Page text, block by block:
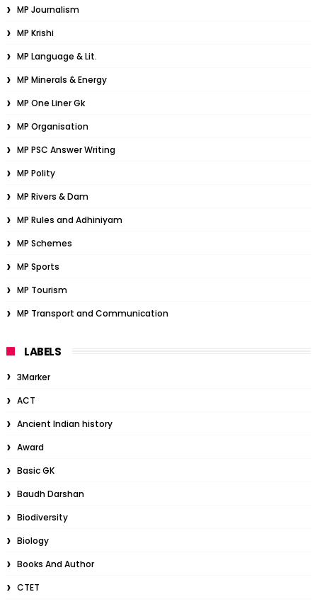
MP Journalism
MP Krishi
MP Language & Lit.
MP Minerals & Energy
MP One Liner Gk
MP Organisation
MP PSC Answer Writing
MP Polity
MP Rivers & Dam
MP Rules and Adhiniyam
MP Schemes
MP Sports
MP Tourism
MP Transport and Communication
LABELS
3Marker
ACT
Ancient Indian history
Award
Basic GK
Baudh Darshan
Biodiversity
Biology
Books And Author
CTET